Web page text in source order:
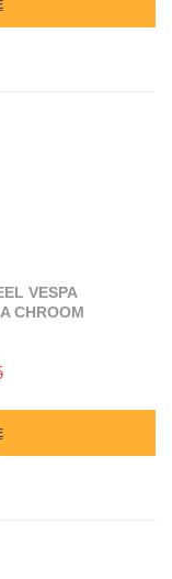
VESPA
CHROOM